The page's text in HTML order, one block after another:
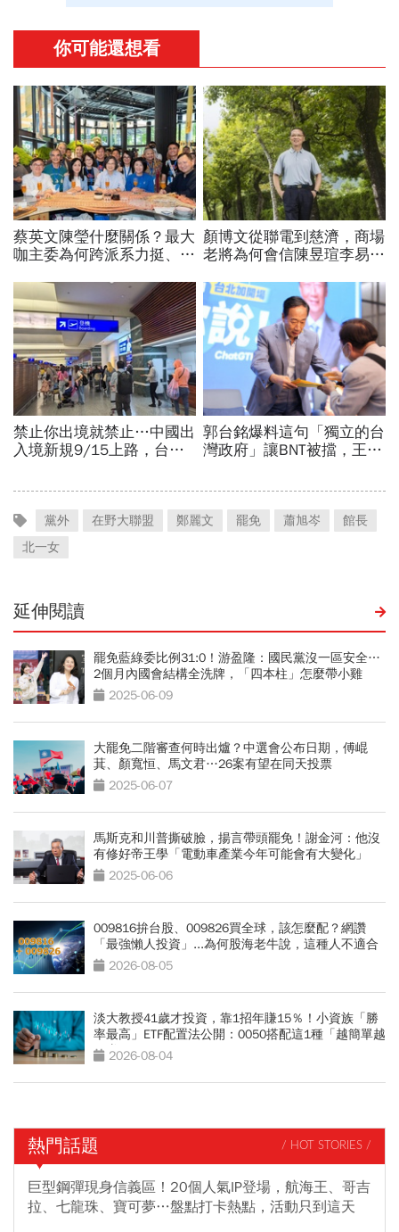
黨外 在野大聯盟 鄭麗文 罷免 蕭旭岑
館長
北一女
延伸閱讀
罷免藍綠委比例31:0！游盈隆：國民黨沒一區安全…
2個月內國會結構全洗牌，「四本柱」怎麼帶小雞
2025-06-09
大罷免二階審查何時出爐？中選會公布日期，傅崐
萁、顏寬恒、馬文君…26案有望在同天投票
2025-06-07
馬斯克和川普撕破臉，揚言帶頭罷免！謝金河：他沒
有修好帝王學「電動車產業今年可能會有大變化」
2025-06-06
009816拚台股、009826買全球，該怎麼配？網讚
「最強懶人投資」...為何股海老牛說，這種人不適合
買？2026-08-05
淡大教授41歲才投資，靠1招年賺15％！小資族「勝
率最高」ETF配置法公開：0050搭配這1種「越簡單越
好賺」
2026-08-04
熱門話題 / HOT STORIES /
巨型鋼彈現身信義區！20個人氣IP登場，航海王、哥吉
拉、七龍珠、寶可夢…盤點打卡熱點，活動只到這天